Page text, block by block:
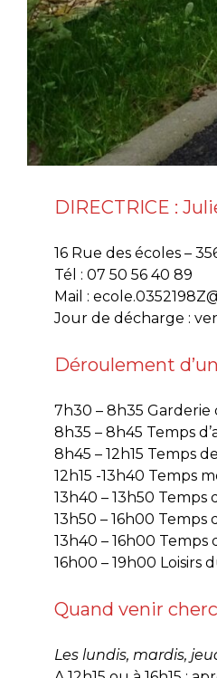
DIRECTRICE :
16 Rue des écoles –
Tél : 07 50 56 40 89
Mail :
Jour de décharge :
Déroulement
7h30 – 8h35 Garderie
8h35 – 8h45 Temps
8h45 – 12h15 Temps
12h15 -13h40 Temps
13h40 – 13h50 Temps
13h50 – 16h00 Temps
13h40 – 16h00
16h00 – 19h00 Loisirs
Quand venir
Les lundis, mardis,